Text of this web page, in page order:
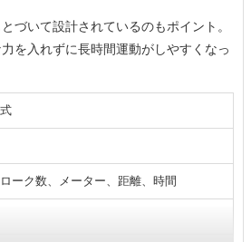
づいて設計されているのもポイント。
を入れずに長時間運動がしやすくなっ
ーク数、メーター、距離、時間